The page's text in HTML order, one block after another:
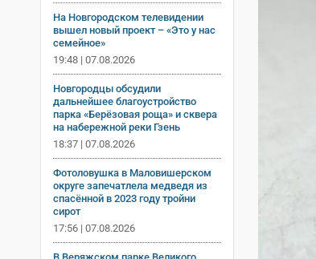
На Новгородском телевидении
вышел новый проект – «Это у нас
семейное»
19:48 | 07.08.2026
Новгородцы обсудили
дальнейшее благоустройство
парка «Берёзовая роща» и сквера
на набережной реки Гзень
18:37 | 07.08.2026
Фотоловушка в Маловишерском
округе запечатлела медведя из
спасённой в 2023 году тройни
сирот
17:56 | 07.08.2026